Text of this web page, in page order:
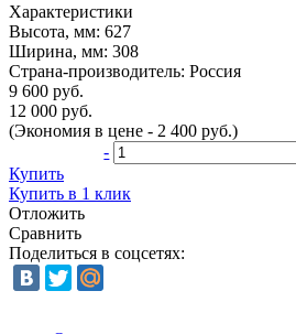
Характеристики
Высота, мм: 627
Ширина, мм: 308
Страна-производитель: Россия
9 600 руб.
12 000 руб.
(Экономия в цене - 2 400 руб.)
-
Купить
Купить в 1 клик
Отложить
Сравнить
Поделиться в соцсетях: